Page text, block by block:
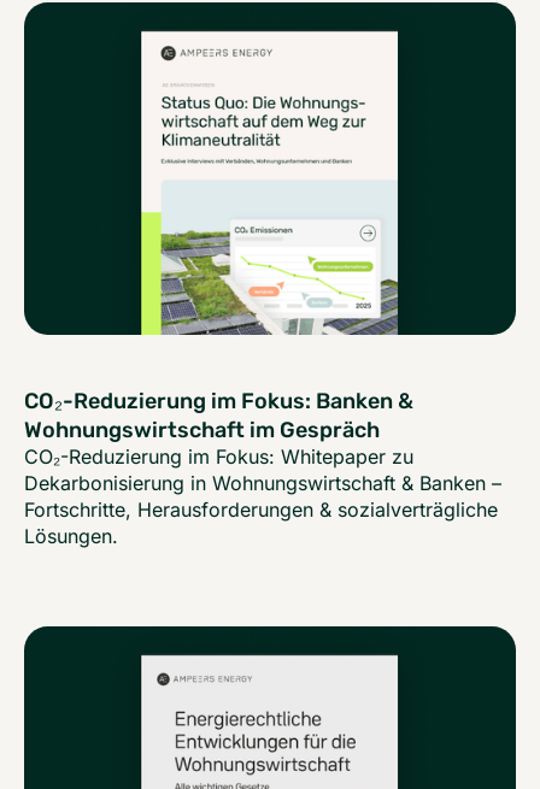
CO₂-Reduzierung im Fokus: Banken &
Wohnungswirtschaft im Gespräch
CO₂-Reduzierung im Fokus: Whitepaper zu
Dekarbonisierung in Wohnungswirtschaft & Banken –
Fortschritte, Herausforderungen & sozialverträgliche
Lösungen.